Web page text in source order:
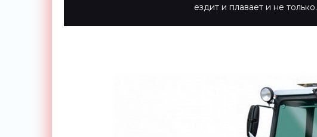
ездит и плавает и не только.